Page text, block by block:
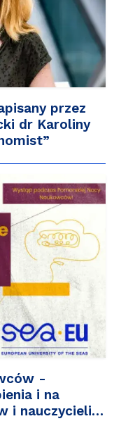
przez
dr Karoliny
-
i na
i nauczycieli…